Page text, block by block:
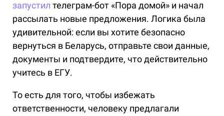
запустил телеграм-бот «Пора домой» и начал
рассылать новые предложения. Логика была
удивительной: если вы хотите безопасно
вернуться в Беларусь, отправьте свои данные,
документы и подтвердите, что действительно
учитесь в ЕГУ.
То есть для того, чтобы избежать
ответственности, человеку предлагали